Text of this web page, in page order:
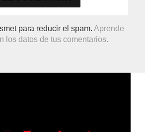
para reducir el spam.Aprende
los datos de tus comentarios.